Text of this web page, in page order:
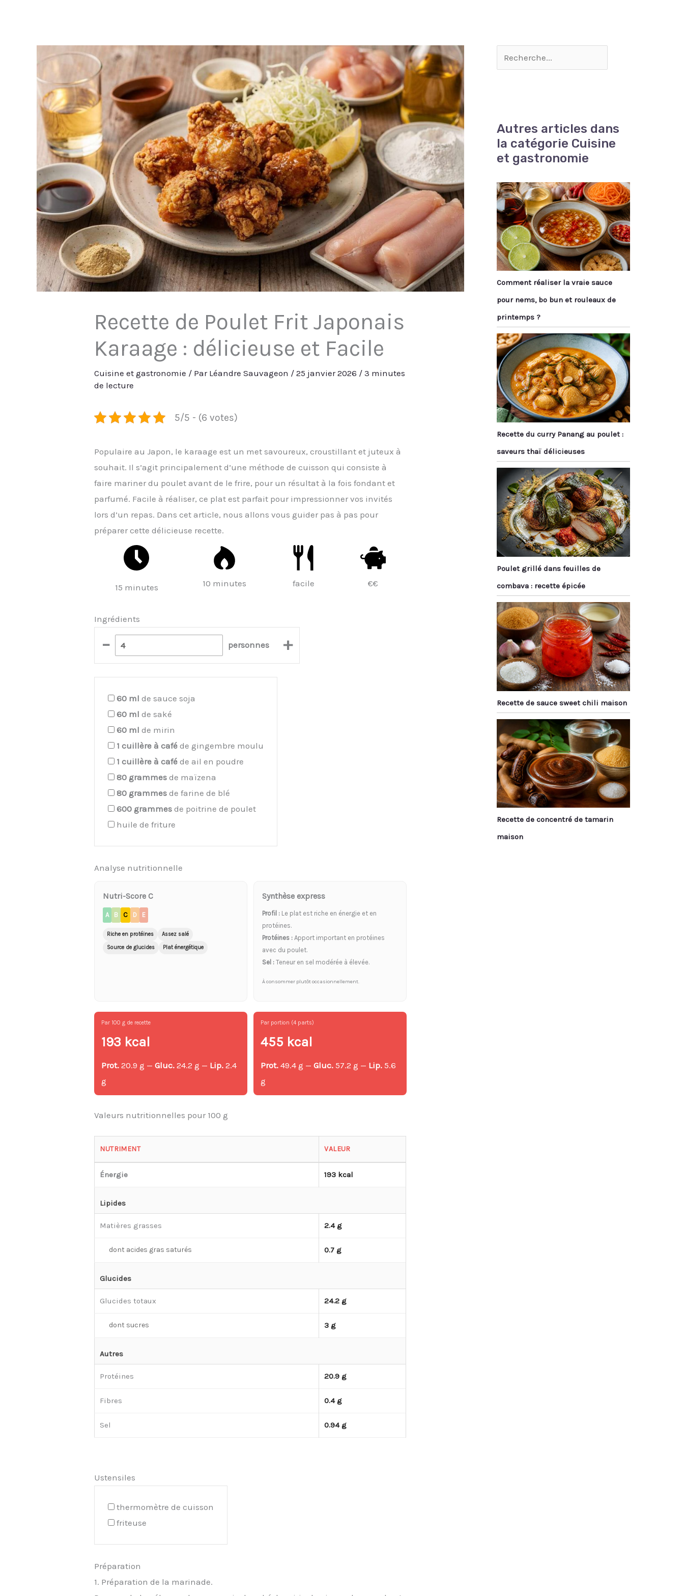
Recette de Poulet Frit Japonais
Karaage : délicieuse et Facile
Cuisine et gastronomie / Par Léandre Sauvageon /25 janvier 2026 /3 minutes
de lecture
5/5 - (6 votes)
Populaire au Japon, le karaage est un met savoureux, croustillant et juteux à
souhait. Il s’agit principalement d’une méthode de cuisson qui consiste à
faire mariner du poulet avant de le frire, pour un résultat à la fois fondant et
parfumé. Facile à réaliser, ce plat est parfait pour impressionner vos invités
lors d’un repas. Dans cet article, nous allons vous guider pas à pas pour
préparer cette délicieuse recette.
15 minutes 10 minutes facile €€
Ingrédients
– personnes +
60 ml de sauce soja
60 ml de saké
60 ml de mirin
1 cuillère à café de gingembre moulu
1 cuillère à café de ail en poudre
80 grammes de maïzena
80 grammes de farine de blé
600 grammes de poitrine de poulet
huile de friture
Analyse nutritionnelle
Nutri-Score C
A B C D E
Riche en protéines
Assez salé
Source de glucides
Plat énergétique
Synthèse express
Profil : Le plat est riche en énergie et en
protéines.
Protéines : Apport important en protéines
avec du poulet.
Sel : Teneur en sel modérée à élevée.
À consommer plutôt occasionnellement.
Par 100 g de recette
193 kcal
Prot. 20.9 g —Gluc. 24.2 g — Lip. 2.4
g
Par portion (4 parts)
455 kcal
Prot. 49.4 g —Gluc. 57.2 g — Lip. 5.6
g
Valeurs nutritionnelles pour 100 g
NUTRIMENT VALEUR
Énergie 193 kcal
Lipides
Matières grasses 2.4 g
dont acides gras saturés 0.7 g
Glucides
Glucides totaux 24.2 g
dont sucres 3 g
Autres
Protéines 20.9 g
Fibres 0.4 g
Sel 0.94 g
Ustensiles
thermomètre de cuisson
friteuse
Préparation
1. Préparation de la marinade.
Autres articles dans
la catégorie Cuisine
et gastronomie
Comment réaliser la vraie sauce
pour nems, bo bun et rouleaux de
printemps ?
Recette du curry Panang au poulet :
saveurs thaï délicieuses
Poulet grillé dans feuilles de
combava : recette épicée
Recette de sauce sweet chili maison
Recette de concentré de tamarin
maison